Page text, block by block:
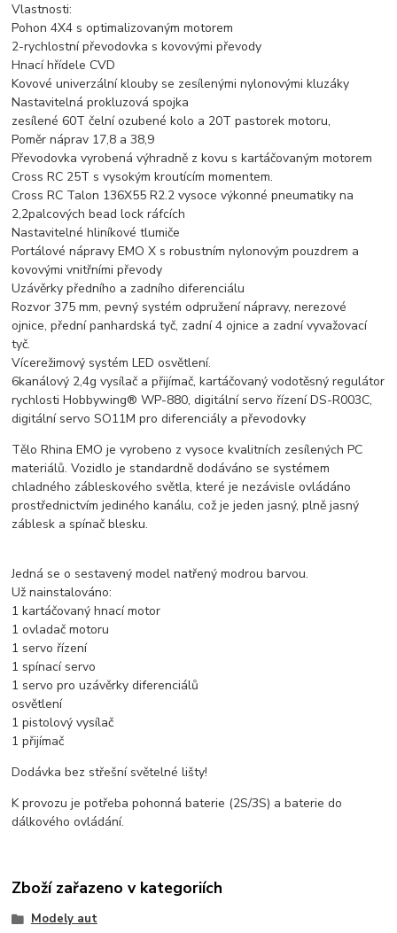
Vlastnosti:
Pohon 4X4 s optimalizovaným motorem
2-rychlostní převodovka s kovovými převody
Hnací hřídele CVD
Kovové univerzální klouby se zesílenými nylonovými kluzáky
Nastavitelná prokluzová spojka
zesílené 60T čelní ozubené kolo a 20T pastorek motoru,
Poměr náprav 17,8 a 38,9
Převodovka vyrobená výhradně z kovu s kartáčovaným motorem
Cross RC 25T s vysokým kroutícím momentem.
Cross RC Talon 136X55 R2.2 vysoce výkonné pneumatiky na
2,2palcových bead lock ráfcích
Nastavitelné hliníkové tlumiče
Portálové nápravy EMO X s robustním nylonovým pouzdrem a
kovovými vnitřními převody
Uzávěrky předního a zadního diferenciálu
Rozvor 375 mm, pevný systém odpružení nápravy, nerezové
ojnice, přední panhardská tyč, zadní 4 ojnice a zadní vyvažovací
tyč.
Vícerežimový systém LED osvětlení.
6kanálový 2,4g vysílač a přijímač, kartáčovaný vodotěsný regulátor
rychlosti Hobbywing® WP-880, digitální servo řízení DS-R003C,
digitální servo SO11M pro diferenciály a převodovky
Tělo Rhina EMO je vyrobeno z vysoce kvalitních zesílených PC
materiálů. Vozidlo je standardně dodáváno se systémem
chladného zábleskového světla, které je nezávisle ovládáno
prostřednictvím jediného kanálu, což je jeden jasný, plně jasný
záblesk a spínač blesku.
Jedná se o sestavený model natřený modrou barvou.
Už nainstalováno:
1 kartáčovaný hnací motor
1 ovladač motoru
1 servo řízení
1 spínací servo
1 servo pro uzávěrky diferenciálů
osvětlení
1 pistolový vysílač
1 přijímač
Dodávka bez střešní světelné lišty!
K provozu je potřeba pohonná baterie (2S/3S) a baterie do
dálkového ovládání.
Zboží zařazeno v kategoriích
Modely aut